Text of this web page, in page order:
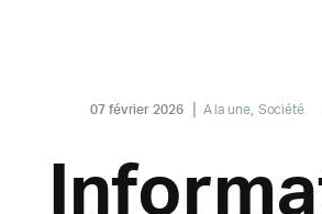
07 février 2026 A la une Société